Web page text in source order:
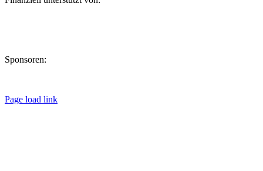
Sponsoren:
Page load link